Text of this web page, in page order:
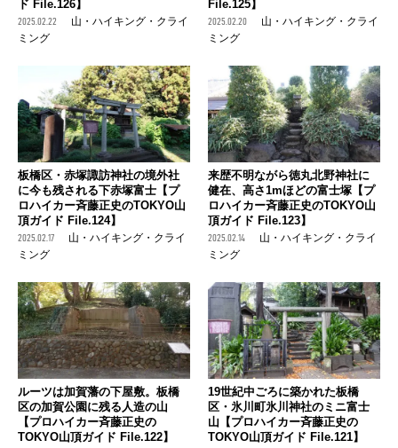
ド File.126】
2025.02.22
山・ハイキング・クライ
ミング
File.125】
2025.02.20
山・ハイキング・クライ
ミング
板橋区・赤塚諏訪神社の境外社
に今も残される下赤塚富士【プ
ロハイカー斉藤正史のTOKYO山
頂ガイド File.124】
2025.02.17
山・ハイキング・クライ
ミング
来歴不明ながら徳丸北野神社に
健在、高さ1mほどの富士塚【プ
ロハイカー斉藤正史のTOKYO山
頂ガイド File.123】
2025.02.14
山・ハイキング・クライ
ミング
ルーツは加賀藩の下屋敷。板橋
区の加賀公園に残る人造の山
【プロハイカー斉藤正史の
TOKYO山頂ガイド File.122】
19世紀中ごろに築かれた板橋
区・氷川町氷川神社のミニ富士
山【プロハイカー斉藤正史の
TOKYO山頂ガイド File.121】